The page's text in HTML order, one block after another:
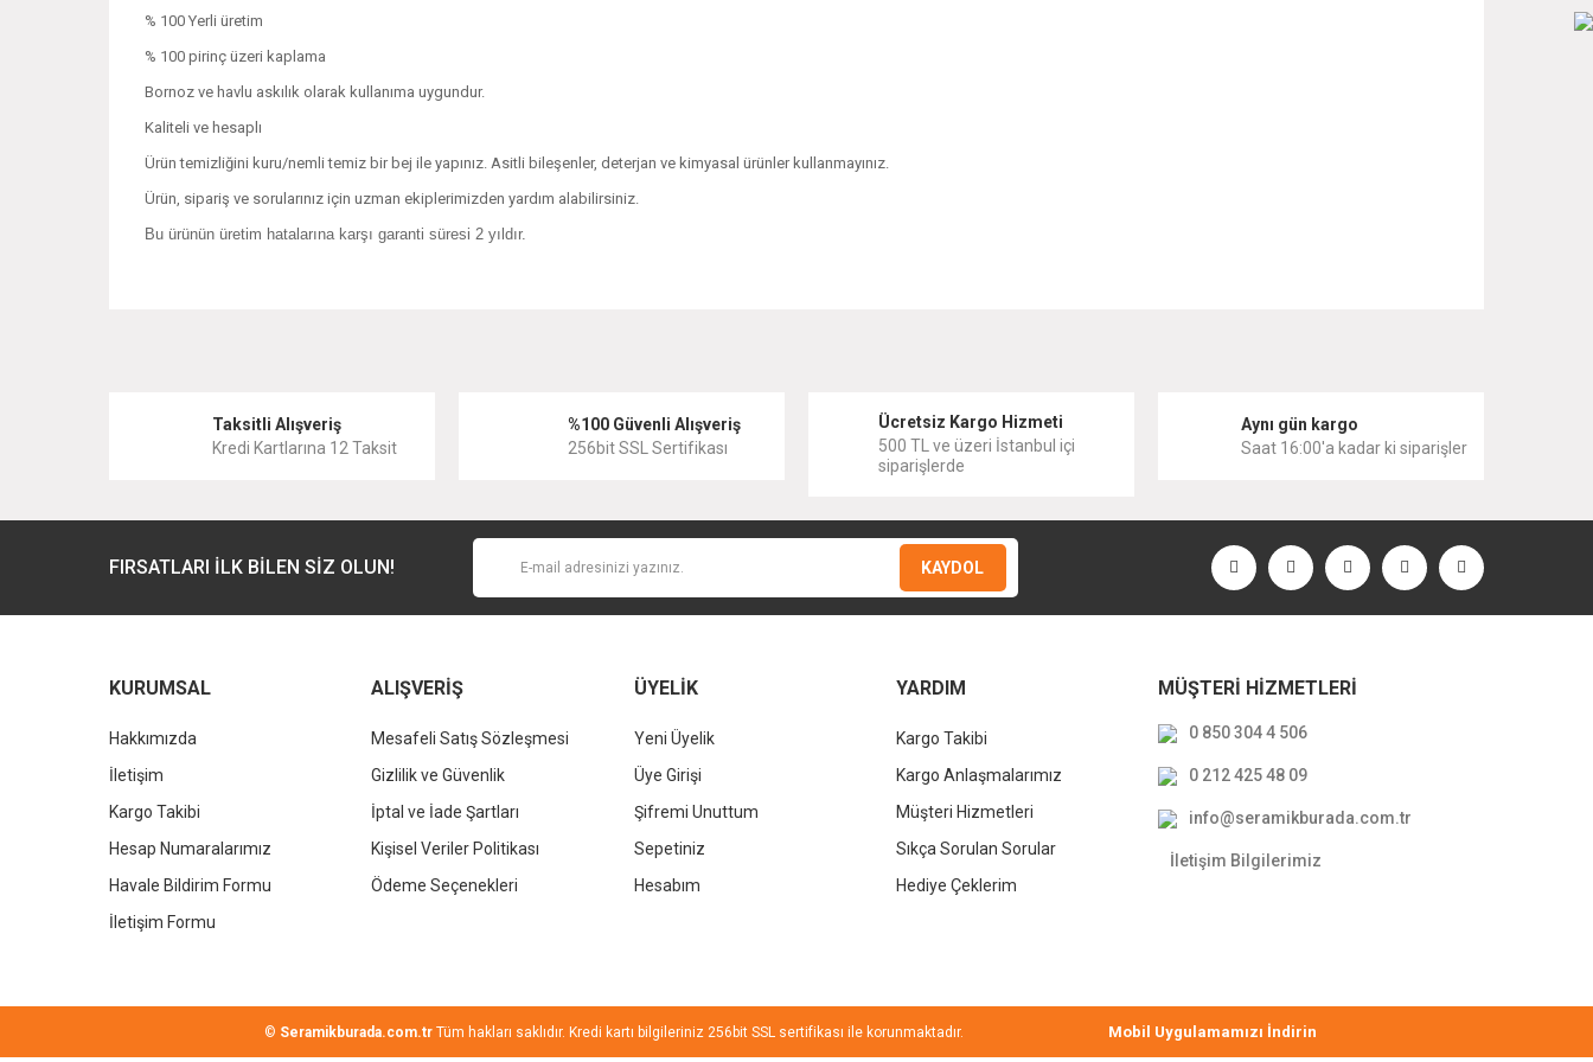
% 100 Yerli üretim
% 100 pirinç üzeri kaplama
Bornoz ve havlu askılık olarak kullanıma uygundur.
Kaliteli ve hesaplı
Ürün temizliğini kuru/nemli temiz bir bej ile yapınız. Asitli bileşenler, deterjan ve kimyasal ürünler kullanmayınız.
Ürün, sipariş ve sorularınız için uzman ekiplerimizden yardım alabilirsiniz.
Bu ürünün üretim hatalarına karşı garanti süresi 2 yıldır.
Ürün resmi kalitesiz, bozuk veya görüntülenemiyor.
Ürün fiyatı diğer sitelerden daha pahalı.
Taksitli Alışveriş
Kredi Kartlarına 12 Taksit
%100 Güvenli Alışveriş
256bit SSL Sertifikası
Ücretsiz Kargo Hizmeti
500 TL ve üzeri İstanbul içi
siparişlerde
Aynı gün kargo
Saat 16:00'a kadar ki siparişler
FIRSATLARI İLK BİLEN SİZ OLUN! KAYDOL
KURUMSAL
Hakkımızda
İletişim
Kargo Takibi
Hesap Numaralarımız
Havale Bildirim Formu
İletişim Formu
ALIŞVERİŞ
Mesafeli Satış Sözleşmesi
Gizlilik ve Güvenlik
İptal ve İade Şartları
Kişisel Veriler Politikası
Ödeme Seçenekleri
ÜYELİK
Yeni Üyelik
Üye Girişi
Şifremi Unuttum
Sepetiniz
Hesabım
YARDIM
Kargo Takibi
Kargo Anlaşmalarımız
Müşteri Hizmetleri
Sıkça Sorulan Sorular
Hediye Çeklerim
MÜŞTERİ HİZMETLERİ
0 850 304 4 506
0 212 425 48 09
info@seramikburada.com.tr
İletişim Bilgilerimiz
© Seramikburada.com.tr Tüm hakları saklıdır. Kredi kartı bilgileriniz 256bit SSL sertifikası ile korunmaktadır. Mobil Uygulamamızı İndirin